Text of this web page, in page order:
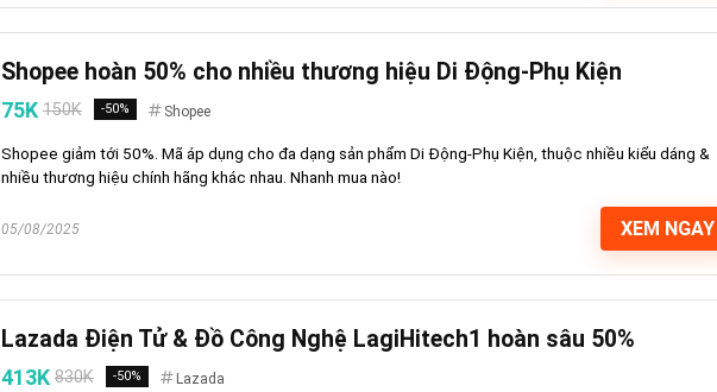
Shopee hoàn 50% cho nhiều thương hiệu Di Động-Phụ Kiện
75K 150K -50% Shopee
Shopee giảm tới 50%. Mã áp dụng cho đa dạng sản phẩm Di Động-Phụ Kiện, thuộc nhiều kiểu dáng &
nhiều thương hiệu chính hãng khác nhau. Nhanh mua nào!
05/08/2025 XEM NGAY
Lazada Điện Tử & Đồ Công Nghệ LagiHitech1 hoàn sâu 50%
413K 830K -50% Lazada